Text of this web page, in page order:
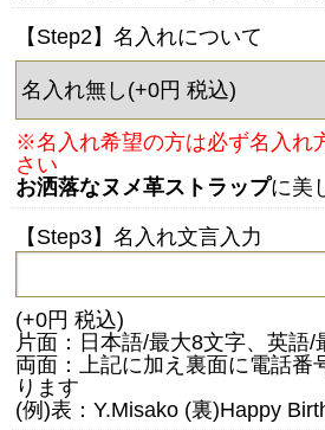
【Step2】名入れについて
※名入れ希望の方は必ず名入れ
さい
お洒落なヌメ革ストラップに美
【Step3】名入れ文言入力
(+0円 税込)
片面：日本語/最大8文字、英語
両面：上記に加え裏面に電話番
ります
(例)表：Y.Misako (裏)Happy